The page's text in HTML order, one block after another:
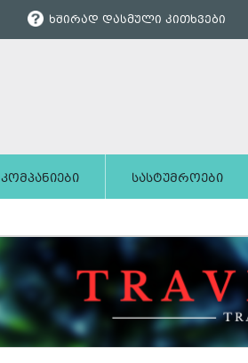
ხშირად დასმული კითხვები
კომპანიები სასტუმროები